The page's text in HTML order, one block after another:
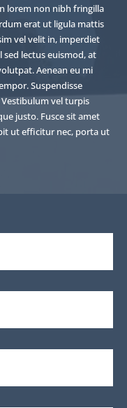
lorem non nibh fringilla
erat ut ligula mattis
vel velit in, imperdiet
lectus euismod, at
Aenean eu mi
Suspendisse
vel turpis
justo. Fusce sit amet
ut efficitur nec, porta ut